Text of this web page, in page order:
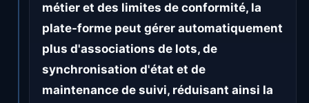
métier et des limites de conformité, la
plate-forme peut gérer automatiquement
plus d'associations de lots, de
synchronisation d'état et de
maintenance de suivi, réduisant ainsi la